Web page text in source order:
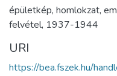
épületkép, homlokzat,
felvétel, 1937-1944
URI
https://bea.fszek.hu/